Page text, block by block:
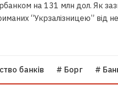
на 131 млн дол. Як
“Укрзалізницею” від
банків # Борг #